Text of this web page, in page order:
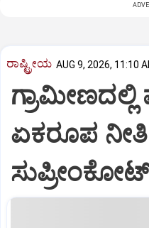
ರಾಷ್ಟ್ರೀಯ AUG 9, 2026, 11:10
ಗ್ರಾಮೀಣದಲ್ಲಿ
ಏಕರೂಪ ನೀತಿ